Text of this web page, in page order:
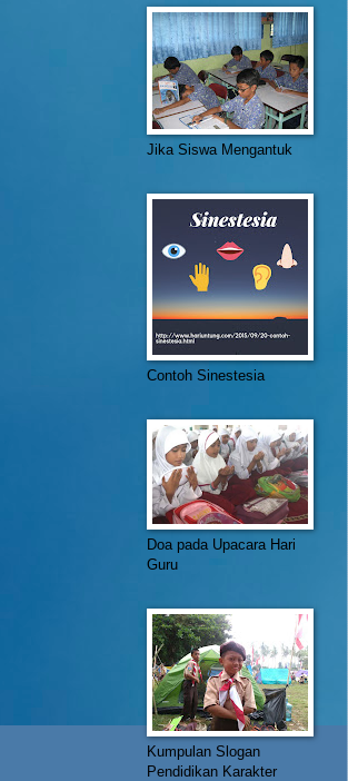
Jika Siswa Mengantuk
Contoh Sinestesia
Doa pada Upacara Hari
Guru
Kumpulan Slogan
Pendidikan Karakter